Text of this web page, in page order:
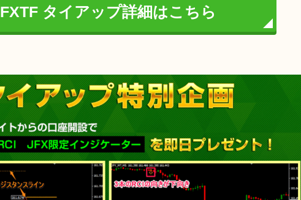
FXTF タイアップ詳細はこちら